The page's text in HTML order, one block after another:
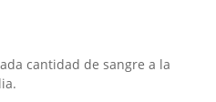
cantidad de sangre a la